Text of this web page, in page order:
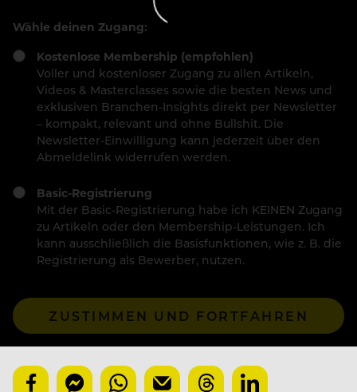
Wähle deinen Zugang:
Kostenlose Membership (empfohlen)
Voller und kostenloser Zugang zu allen Artikeln,
Videos & Masterclasses sowie die besten News und
exklusiven Branchen-Insights direkt per Newsletter
– kompakt, relevant und ohne Bullshit. Die
Newsletter-Einwilligung kann jederzeit über den
Abmeldelink widerrufen werden.
Basic-Registrierung
Mit der Basic-Registrierung habe ich KEINEN Zugang
zu Artikeln oder den Membership-Leistungen. Ich
kann ausschließlich die Basisfunktionen, wie z. B. die
Registrierung als Bewerber, nutzen.
ZUSTIMMEN UND FORTFAHREN